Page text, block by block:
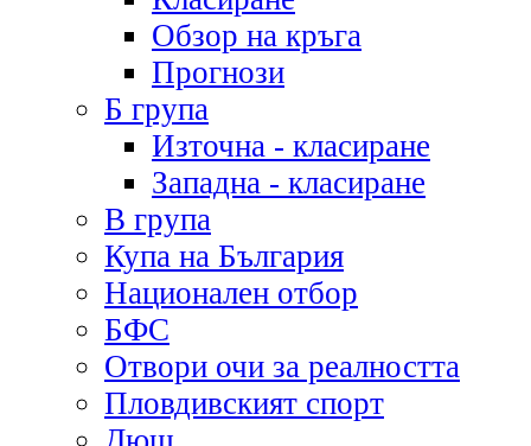
Обзор на кръга
Прогнози
Б група
Източна - класиране
Западна - класиране
В група
Купа на България
Национален отбор
БФС
Отвори очи за реалността
Пловдивският спорт